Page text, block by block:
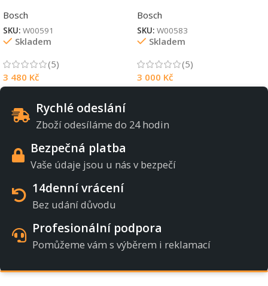
Bosch
SKU: W00591
Skladem
(5)
3 480 Kč
Bosch
SKU: W00583
Skladem
(5)
3 000 Kč
Rychlé odeslání
Zboží odesíláme do 24 hodin
Bezpečná platba
Vaše údaje jsou u nás v bezpečí
14denní vrácení
Bez udání důvodu
Profesionální podpora
Pomůžeme vám s výběrem i reklamací